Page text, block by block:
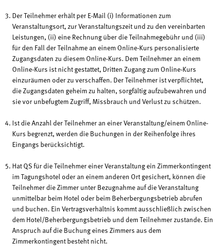
Der Teilnehmer erhält per E-Mail (i) Informationen zum
Veranstaltungsort, zur Veranstaltungszeit und zu den vereinbarten
Leistungen, (ii) eine Rechnung über die Teilnahmegebühr und (iii)
für den Fall der Teilnahme an einem Online-Kurs personalisierte
Zugangsdaten zu diesem Online-Kurs. Dem Teilnehmer an einem
Online-Kurs ist nicht gestattet, Dritten Zugang zum Online-Kurs
einzuräumen oder zu verschaffen. Der Teilnehmer ist verpflichtet,
die Zugangsdaten geheim zu halten, sorgfältig aufzubewahren und
sie vor unbefugtem Zugriff, Missbrauch und Verlust zu schützen.
Ist die Anzahl der Teilnehmer an einer Veranstaltung/einem Online-
Kurs begrenzt, werden die Buchungen in der Reihenfolge ihres
Eingangs berücksichtigt.
Hat QS für die Teilnehmer einer Veranstaltung ein Zimmerkontingent
im Tagungshotel oder an einem anderen Ort gesichert, können die
Teilnehmer die Zimmer unter Bezugnahme auf die Veranstaltung
unmittelbar beim Hotel oder beim Beherbergungsbetrieb abrufen
und buchen. Ein Vertragsverhältnis kommt ausschließlich zwischen
dem Hotel/Beherbergungsbetrieb und dem Teilnehmer zustande. Ein
Anspruch auf die Buchung eines Zimmers aus dem
Zimmerkontingent besteht nicht.